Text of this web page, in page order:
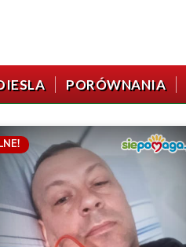
PORÓWNANIA